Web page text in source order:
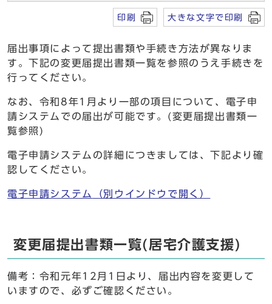
印刷 大きな文字で印刷
届出事項によって提出書類や手続き方法が異なりま
す。下記の変更届提出書類一覧を参照のうえ手続きを
行ってください。
なお、令和8年1月より一部の項目について、電子申
請システムでの届出が可能です。(変更届提出書類一
覧参照)
電子申請システムの詳細につきましては、下記より確
認してください。
電子申請システム （別ウインドウで開く）
変更届提出書類一覧(居宅介護支援)
備考：令和元年12月1日より、届出内容を変更して
いますので、必ずご確認ください。